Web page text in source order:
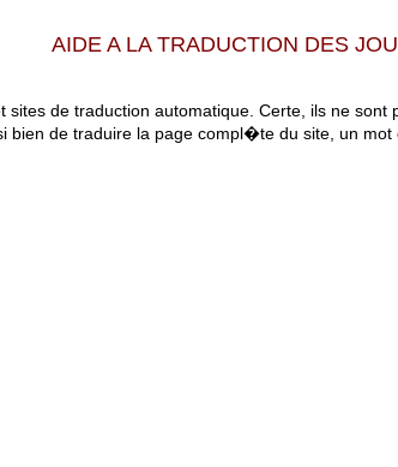
AIDE A LA TRADUCTION DES
de traduction automatique. Certe, ils ne
de traduire la page compl�te du site, un mot